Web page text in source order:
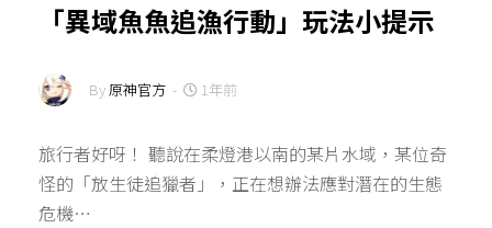
「異域魚魚追漁行動」玩法小提示
By原神官方 - 1年前
旅行者好呀！ 聽說在柔燈港以南的某片水域，某位奇
怪的「放生徒追獵者」，正在想辦法應對潛在的生態
危機…